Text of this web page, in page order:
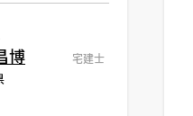
博
宅建士